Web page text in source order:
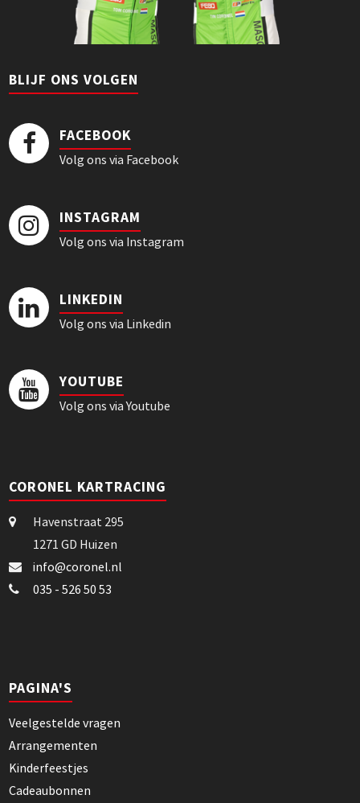
BLIJF ONS VOLGEN
FACEBOOK
Volg ons via Facebook
INSTAGRAM
Volg ons via Instagram
LINKEDIN
Volg ons via Linkedin
YOUTUBE
Volg ons via Youtube
CORONEL KARTRACING
Havenstraat 295
1271 GD Huizen
info@coronel.nl
035 - 526 50 53
PAGINA'S
Veelgestelde vragen
Arrangementen
Kinderfeestjes
Cadeaubonnen